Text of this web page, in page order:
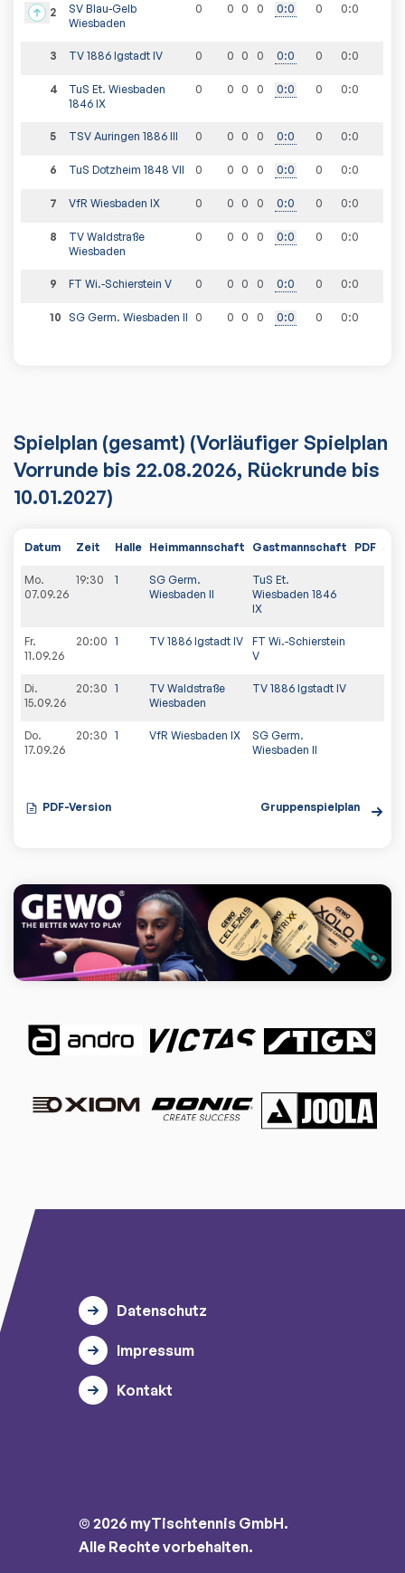
2
SV Blau-Gelb
Wiesbaden
0 0 0 0 0:0 0 0:0
3 TV 1886 Igstadt IV 0 0 0 0 0:0 0 0:0
4
TuS Et. Wiesbaden
1846 IX
0 0 0 0 0:0 0 0:0
5 TSV Auringen 1886 III 0 0 0 0 0:0 0 0:0
6 TuS Dotzheim 1848 VII 0 0 0 0 0:0 0 0:0
7 VfR Wiesbaden IX 0 0 0 0 0:0 0 0:0
8
TV Waldstraße
Wiesbaden
0 0 0 0 0:0 0 0:0
9 FT Wi.-Schierstein V 0 0 0 0 0:0 0 0:0
10 SG Germ. Wiesbaden II 0 0 0 0 0:0 0 0:0
Spielplan (gesamt) (Vorläufiger Spielplan
Vorrunde bis 22.08.2026, Rückrunde bis
10.01.2027)
Datum Zeit Halle Heimmannschaft Gastmannschaft PDF
Mo.
07.09.26
19:30 1
SG Germ.
Wiesbaden II
TuS Et.
Wiesbaden 1846
IX
Fr.
11.09.26
20:00 1 TV 1886 Igstadt IV
FT Wi.-Schierstein
V
Di.
15.09.26
20:30 1
TV Waldstraße
Wiesbaden
TV 1886 Igstadt IV
Do.
17.09.26
20:30 1 VfR Wiesbaden IX
SG Germ.
Wiesbaden II
PDF-Version Gruppenspielplan
Datenschutz
Impressum
Kontakt
© 2026 myTischtennis GmbH.
Alle Rechte vorbehalten.